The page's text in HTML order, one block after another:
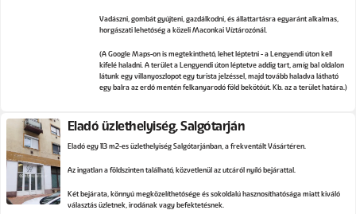
Vadászni, gombát gyűjteni, gazdálkodni, és állattartásra egyaránt alkalmas,
horgászati lehetőség a közeli Maconkai Víztározónál.
(A Google Maps-on is megtekinthető, lehet léptetni - a Lengyendi úton kell
kifelé haladni. A terület a Lengyendi úton léptetve addig tart, amíg bal oldalon
látunk egy villanyoszlopot egy turista jelzéssel, majd tovább haladva látható
egy balra az erdő mentén felkanyarodó föld bekötőút. Kb. az a terület határa.)
Eladó üzlethelyiség, Salgótarján
Eladó egy 113 m2-es üzlethelyiség Salgótarjánban, a frekventált Vásártéren.
Az ingatlan a földszinten található, közvetlenül az utcáról nyíló bejárattal.
Két bejárata, könnyű megközelíthetősége és sokoldalú hasznosíthatósága miatt kiváló
választás üzletnek, irodának vagy befektetésnek.